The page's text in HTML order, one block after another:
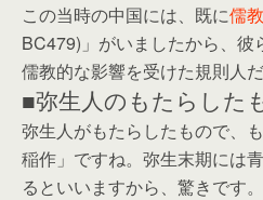
この当時の中国には、既に儒教
BC479)」がいましたから、彼
儒教的な影響を受けた規則人
■弥生人のもたらした
弥生人がもたらしたもので、
稲作」ですね。弥生末期には
るといいますから、驚きです。